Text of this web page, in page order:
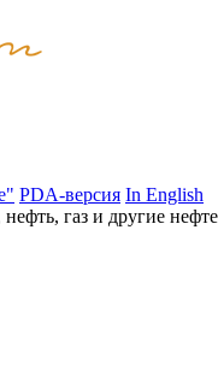
PDA-версия In English
газ и другие